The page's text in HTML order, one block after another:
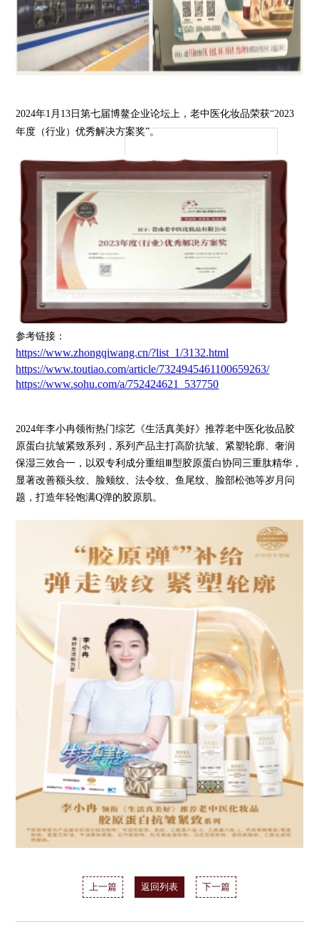
2024年1月13日第七届博鳌企业论坛上，老中医化妆品荣获“2023
年度（行业）优秀解决方案奖”。
参考链接：
https://www.zhongqiwang.cn/?list_1/3132.html
https://www.toutiao.com/article/7324945461100659263/
https://www.sohu.com/a/752424621_537750
2024年李小冉领衔热门综艺《生活真美好》推荐老中医化妆品胶
原蛋白抗皱紧致系列，系列产品主打高阶抗皱、紧塑轮廓、奢润
保湿三效合一，以双专利成分重组Ⅲ型胶原蛋白协同三重肽精华，
显著改善额头纹、脸颊纹、法令纹、鱼尾纹、脸部松弛等岁月问
题，打造年轻饱满Q弹的胶原肌。
上一篇 返回列表 下一篇